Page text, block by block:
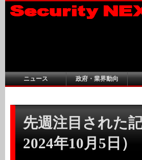
ニュース 政府・業界動向
先週注目された
2024年10月5日）